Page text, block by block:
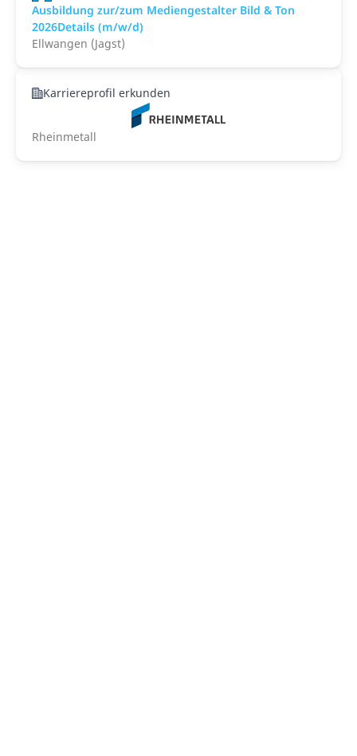
Ausbildung zur/zum Mediengestalter Bild & Ton
2026Details (m/w/d)
Ellwangen (Jagst)
Karriereprofil erkunden
Rheinmetall